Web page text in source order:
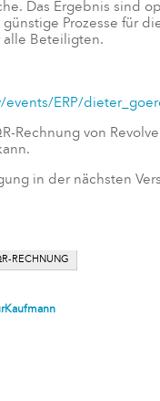
Das Ergebnis sind
Prozesse für
alle Beteiligten.
ERP/
Rechnung von
in der nächsten
RECHNUNG